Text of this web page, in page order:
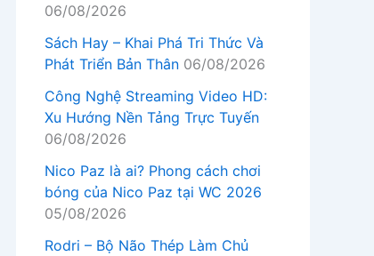
06/08/2026
Sách Hay – Khai Phá Tri Thức Và
Phát Triển Bản Thân 06/08/2026
Công Nghệ Streaming Video HD:
Xu Hướng Nền Tảng Trực Tuyến
06/08/2026
Nico Paz là ai? Phong cách chơi
bóng của Nico Paz tại WC 2026
05/08/2026
Rodri – Bộ Não Thép Làm Chủ